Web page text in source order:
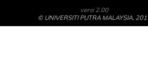
versi 2.00
© UNIVERSITI PUTRA MALAYSIA,